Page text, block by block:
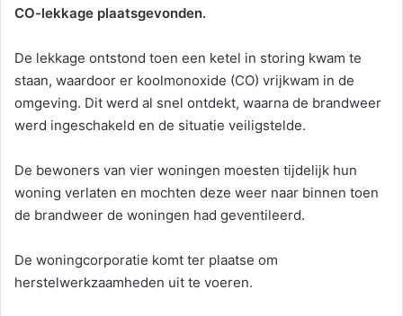
CO-lekkage plaatsgevonden.
De lekkage ontstond toen een ketel in storing kwam te
staan, waardoor er koolmonoxide (CO) vrijkwam in de
omgeving. Dit werd al snel ontdekt, waarna de brandweer
werd ingeschakeld en de situatie veiligstelde.
De bewoners van vier woningen moesten tijdelijk hun
woning verlaten en mochten deze weer naar binnen toen
de brandweer de woningen had geventileerd.
De woningcorporatie komt ter plaatse om
herstelwerkzaamheden uit te voeren.